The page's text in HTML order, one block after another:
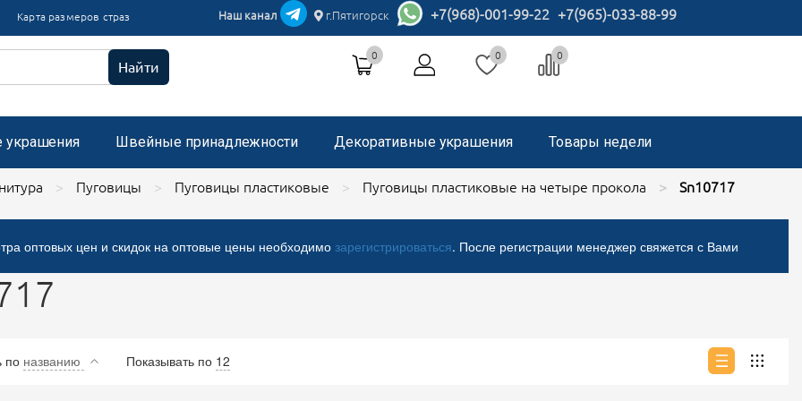
Карта размеров страз Наш канал г.Пятигорск +7(968)-001-99-22 +7(965)-033-88-99
Найти
0 0 0
украшения Швейные принадлежности Декоративные украшения
пришивные с микробисером
стразами, застежка "булавка"
Товары недели
Пуговицы Пуговицы пластиковые Пуговицы пластиковые на четыре прокола Sn10717
оптовых цен и скидок на оптовые цены необходимо зарегистрироваться. После регистрации менеджер свяжется с Вами
по названию Показывать по 12